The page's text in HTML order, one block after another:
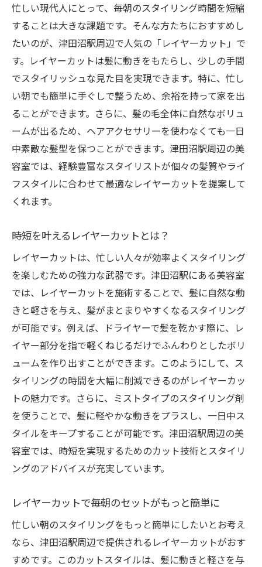
忙しい現代人にとって、毎朝のスタイリング時間を短縮
することは大きな課題です。そんな方たちにおすすめし
たいのが、津田沼駅周辺で人気の「レイヤーカット」で
す。レイヤーカットは髪に動きをもたらし、少しの手間
でスタイリッシュな見た目を実現できます。特に、忙し
い朝でも簡単に手ぐしで整うため、余裕を持って家を出
ることができます。さらに、髪の毛全体に自然なボリュ
ームが出るため、ヘアアクセサリーを使わなくても一日
中素敵な髪型を保つことができます。津田沼駅周辺の美
容室では、経験豊富なスタイリストが個々の髪質やライ
フスタイルに合わせて最適なレイヤーカットを提案して
くれます。
時短を叶えるレイヤーカットとは？
レイヤーカットは、忙しい人々が効率よくスタイリング
を楽しむための強力な武器です。津田沼駅にある美容室
では、レイヤーカットを施術することで、髪に自然な動
きと軽さを与え、髪がまとまりやすくなるスタイリング
が可能です。例えば、ドライヤーで髪を乾かす際に、レ
イヤー部分を指で軽くねじるだけでふんわりとしたボリ
ュームを作り出すことができます。このようにして、ス
タイリングの時間を大幅に削減できるのがレイヤーカッ
トの魅力です。さらに、ミストタイプのスタイリング剤
を使うことで、髪に軽やかな動きをプラスし、一日中ス
タイルをキープすることが可能です。津田沼駅周辺の美
容室では、時短を実現するためのカット技術とスタイリ
ングのアドバイスが充実しています。
レイヤーカットで毎朝のセットがもっと簡単に
忙しい朝のスタイリングをもっと簡単にしたいとお考え
なら、津田沼駅周辺で提供されるレイヤーカットがおす
すめです。このカットスタイルは、髪に動きと軽さを与